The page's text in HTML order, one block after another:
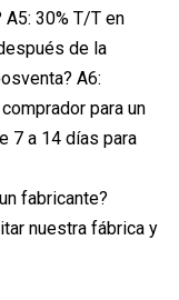
30% T/T en
de la
A6:
para un
7 a 14 días para
fabricante?
nuestra fábrica y